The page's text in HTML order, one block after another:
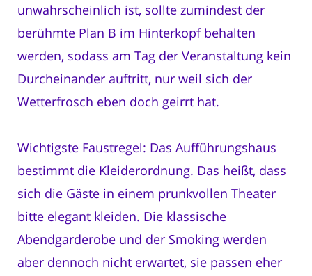
unwahrscheinlich ist, sollte zumindest der
berühmte Plan B im Hinterkopf behalten
werden, sodass am Tag der Veranstaltung kein
Durcheinander auftritt, nur weil sich der
Wetterfrosch eben doch geirrt hat.
Wichtigste Faustregel: Das Aufführungshaus
bestimmt die Kleiderordnung. Das heißt, dass
sich die Gäste in einem prunkvollen Theater
bitte elegant kleiden. Die klassische
Abendgarderobe und der Smoking werden
aber dennoch nicht erwartet, sie passen eher